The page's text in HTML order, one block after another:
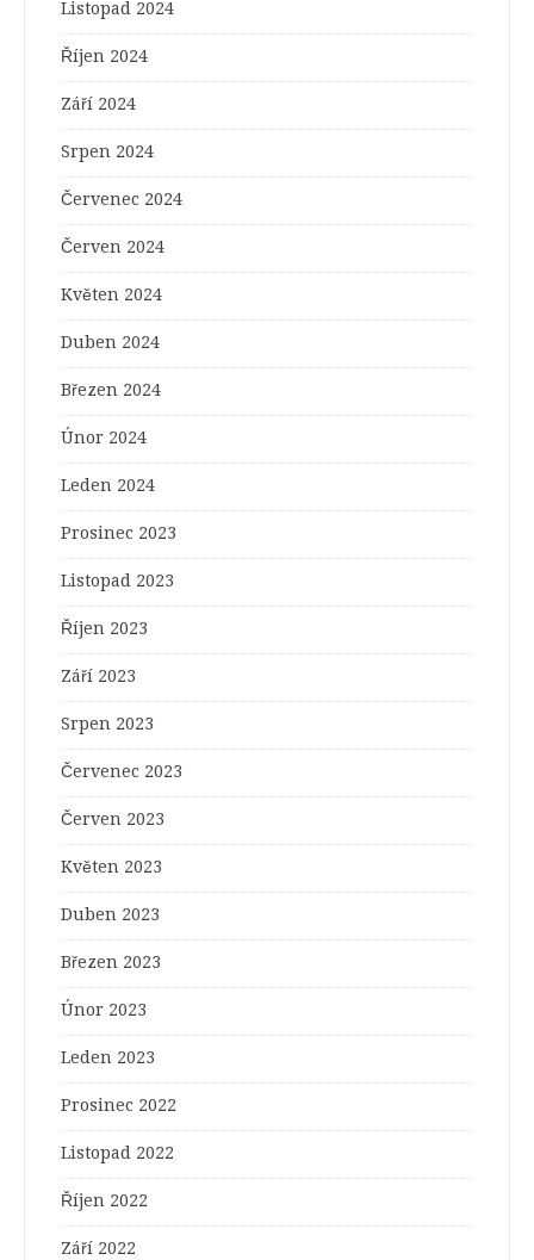
Listopad 2024
Říjen 2024
Září 2024
Srpen 2024
Červenec 2024
Červen 2024
Květen 2024
Duben 2024
Březen 2024
Únor 2024
Leden 2024
Prosinec 2023
Listopad 2023
Říjen 2023
Září 2023
Srpen 2023
Červenec 2023
Červen 2023
Květen 2023
Duben 2023
Březen 2023
Únor 2023
Leden 2023
Prosinec 2022
Listopad 2022
Říjen 2022
Září 2022